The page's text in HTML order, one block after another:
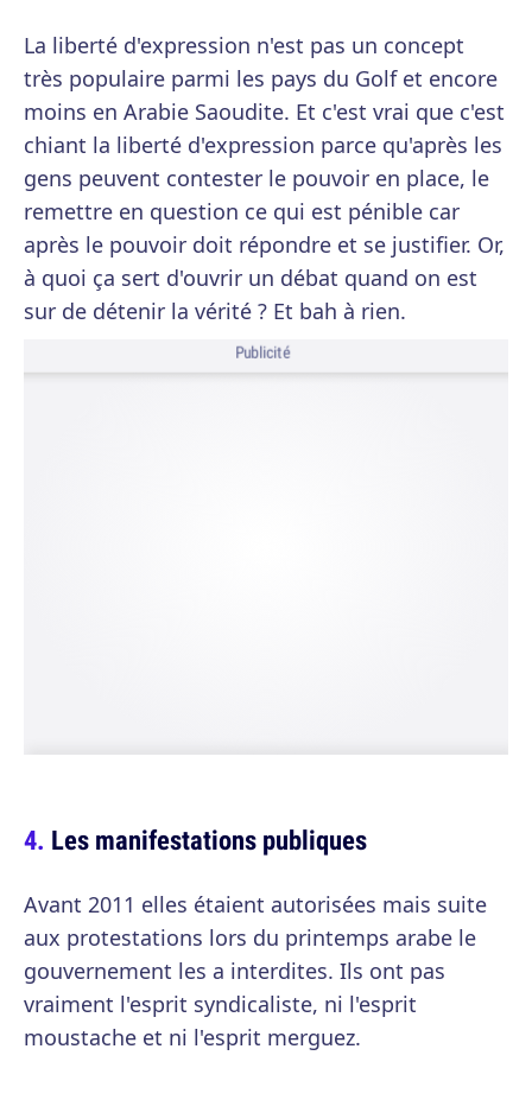
La liberté d'expression n'est pas un concept
très populaire parmi les pays du Golf et encore
moins en Arabie Saoudite. Et c'est vrai que c'est
chiant la liberté d'expression parce qu'après les
gens peuvent contester le pouvoir en place, le
remettre en question ce qui est pénible car
après le pouvoir doit répondre et se justifier. Or,
à quoi ça sert d'ouvrir un débat quand on est
sur de détenir la vérité ? Et bah à rien.
Publicité
Les manifestations publiques
Avant 2011 elles étaient autorisées mais suite
aux protestations lors du printemps arabe le
gouvernement les a interdites. Ils ont pas
vraiment l'esprit syndicaliste, ni l'esprit
moustache et ni l'esprit merguez.